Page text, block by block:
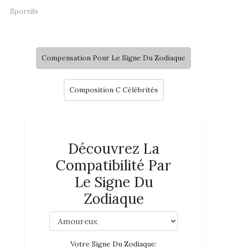
Sportifs
Compensation Pour Le Signe Du Zodiaque
Composition C Célébrités
Découvrez La
Compatibilité Par
Le Signe Du
Zodiaque
Votre Signe Du Zodiaque: